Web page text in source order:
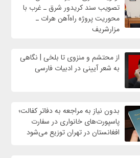
تصویب سند کریدور شرق ـ غرب با
محوریت پروژه راه‌آهن هرات ـ
مزارشریف
از محتشم و منزوی تا بلخی | نگاهی
به شعر آیینی در ادبیات فارسی
بدون نیاز به مراجعه به دفاتر کفالت؛
پاسپورت‌های خانواری در سفارت
افغانستان در تهران توزیع می‌شود